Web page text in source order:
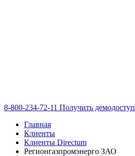
8-800-234-72-11 Получить демодоступ
Главная
Клиенты
Клиенты Directum
Регионгазпромэнерго ЗАО